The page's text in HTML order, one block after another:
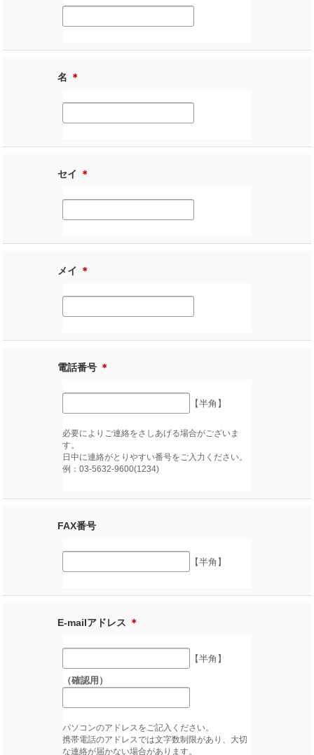
名 ＊
セイ ＊
メイ ＊
電話番号 ＊
【半角】
必要によりご連絡をさしあげる場合がございま
す。
日中に連絡がとりやすい番号をご入力ください。
例：03-5632-9600(1234)
FAX番号
【半角】
E-mailアドレス ＊
【半角】
（確認用）
パソコンのアドレスをご記入ください。
携帯電話のアドレスでは文字数制限があり、大切
な連絡が届かない場合があります。